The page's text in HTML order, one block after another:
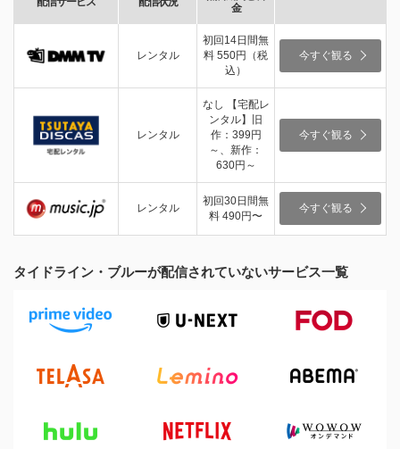
金
レンタル
初回14日間無
料 550円（税
込）
今すぐ観る
レンタル
なし 【宅配レ
ンタル】旧
作：399円
～、新作：
630円～
今すぐ観る
レンタル
初回30日間無
料 490円〜
今すぐ観る
タイドライン・ブルーが配信されていないサービス一覧